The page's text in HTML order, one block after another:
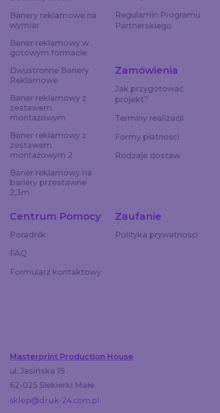
Banery reklamowe na
wymiar
Baner reklamowy w
gotowym formacie
Dwustronne Banery
Reklamowe
Baner reklamowy z
zestawem
montażowym
Baner reklamowy z
zestawem
montażowym 2
Baner reklamowy na
bariery przestawne
2,3m
Regulamin Programu
Partnerskiego
Centrum Pomocy
Poradnik
FAQ
Formularz kontaktowy
Zaufanie
Polityka prywatności
Zamówienia
Jak przygotować
projekt?
Terminy realizacji
Formy płatności
Rodzaje dostaw
Masterprint Production House
ul. Jasińska 19
62-025 Siekierki Małe
sklep@druk-24.com.pl